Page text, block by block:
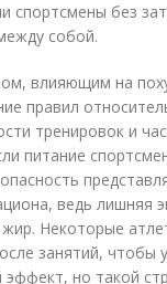
спортсмены без
собой.
влияющим на
правил
тренировок и
питание
ведь лишняя
Некоторые
занятий, чтобы
но такой